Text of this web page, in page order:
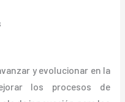
y evolucionar en la
los procesos de